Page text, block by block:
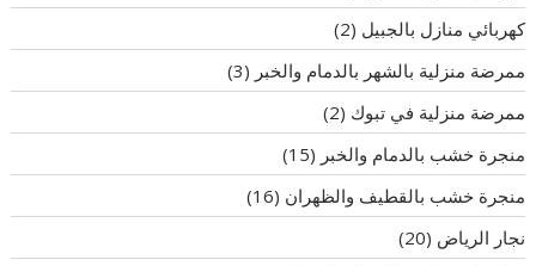
كهربائي منازل بالجبيل (2)
ممرضة منزلية بالشهر بالدمام والخبر (3)
ممرضة منزلية في تبوك (2)
منجرة خشب بالدمام والخبر (15)
منجرة خشب بالقطيف والظهران (16)
نجار الرياض (20)